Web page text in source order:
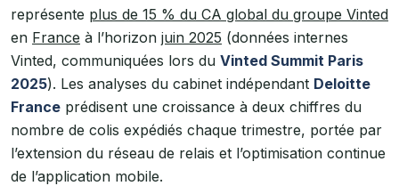
représente plus de 15 % du CA global du groupe Vinted
en France à l’horizon juin 2025 (données internes
Vinted, communiquées lors du Vinted Summit Paris
2025). Les analyses du cabinet indépendant Deloitte
France prédisent une croissance à deux chiffres du
nombre de colis expédiés chaque trimestre, portée par
l’extension du réseau de relais et l’optimisation continue
de l’application mobile.